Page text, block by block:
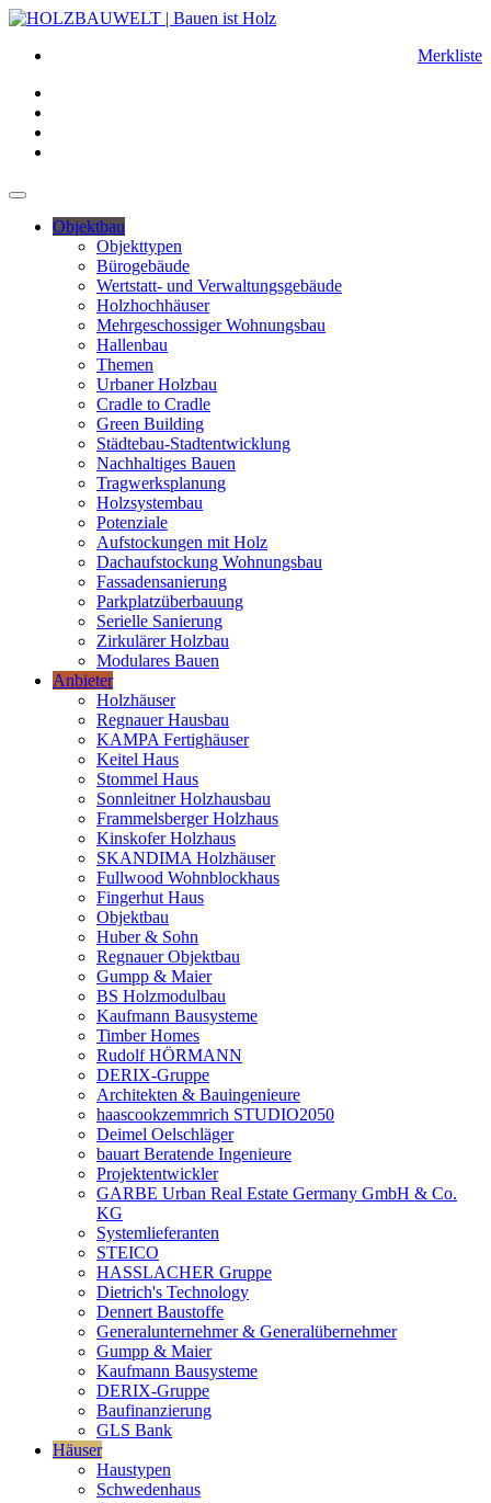
Merkliste
Objektbau
Objekttypen
Bürogebäude
Wertstatt- und Verwaltungsgebäude
Holzhochhäuser
Mehrgeschossiger Wohnungsbau
Hallenbau
Themen
Urbaner Holzbau
Cradle to Cradle
Green Building
Städtebau-Stadtentwicklung
Nachhaltiges Bauen
Tragwerksplanung
Holzsystembau
Potenziale
Aufstockungen mit Holz
Dachaufstockung Wohnungsbau
Fassadensanierung
Parkplatzüberbauung
Serielle Sanierung
Zirkulärer Holzbau
Modulares Bauen
Anbieter
Holzhäuser
Regnauer Hausbau
KAMPA Fertighäuser
Keitel Haus
Stommel Haus
Sonnleitner Holzhausbau
Frammelsberger Holzhaus
Kinskofer Holzhaus
SKANDIMA Holzhäuser
Fullwood Wohnblockhaus
Fingerhut Haus
Objektbau
Huber & Sohn
Regnauer Objektbau
Gumpp & Maier
BS Holzmodulbau
Kaufmann Bausysteme
Timber Homes
Rudolf HÖRMANN
DERIX-Gruppe
Architekten & Bauingenieure
haascookzemmrich STUDIO2050
Deimel Oelschläger
bauart Beratende Ingenieure
Projektentwickler
GARBE Urban Real Estate Germany GmbH & Co.
KG
Systemlieferanten
STEICO
HASSLACHER Gruppe
Dietrich's Technology
Dennert Baustoffe
Generalunternehmer & Generalübernehmer
Gumpp & Maier
Kaufmann Bausysteme
DERIX-Gruppe
Baufinanzierung
GLS Bank
Häuser
Haustypen
Schwedenhaus